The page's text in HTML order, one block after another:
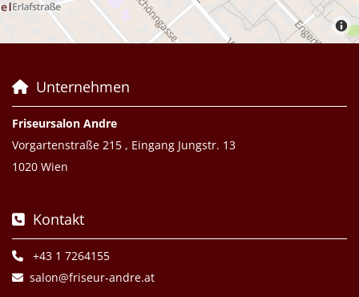
Unternehmen
Friseursalon Andre
Vorgartenstraße 215 , Eingang Jungstr. 13
1020 Wien
 Kontakt
 +43 1 7264155
 salon@friseur-andre.at